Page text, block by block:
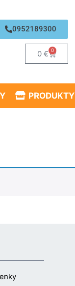
0952189300
0€ 0
PRODUKTY